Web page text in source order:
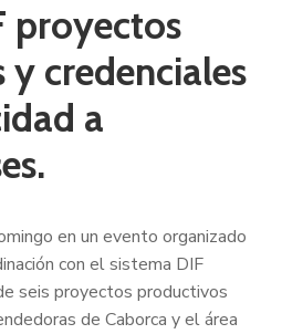
proyectos
credenciales
a
en un evento organizado
con el sistema DIF
seis proyectos productivos
de Caborca y el área